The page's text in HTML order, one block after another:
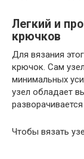
Легкий и
крючков
Для вязания
крючок. Сам
минимальных
узел обладает
Чтобы вязать